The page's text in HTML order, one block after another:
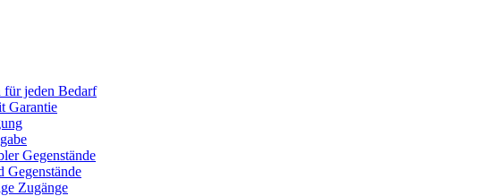
für jeden Bedarf
Garantie
Gegenstände
Gegenstände
Zugänge